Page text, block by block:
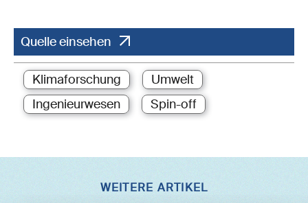
Quelle einsehen
Klimaforschung
Umwelt
Ingenieurwesen
Spin-off
WEITERE ARTIKEL